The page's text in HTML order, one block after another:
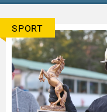
SPORT